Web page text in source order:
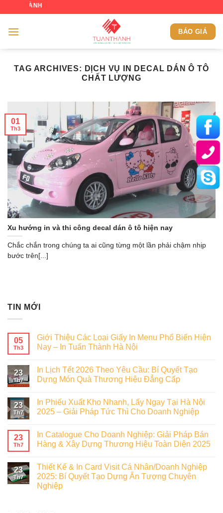
content
BÁO GIÁ
TAG ARCHIVES: DỊCH VỤ IN DECAL DÁN Ô TÔ
CHẤT LƯỢNG
Xu hướng in và thi công decal dán ô tô hiện nay
Chắc chắn trong chúng ta ai cũng từng một lần phải chậm nhịp
bước trên[...]
01
Th3
TIN MỚI
05
Th3
Giới Thiệu Các Loại Giấy In Menu Phổ Biến Hiện
Nay – In Tuấn Thành Hà Nội
23
Th7
In Lịch Tết 2026 Theo Yêu Cầu: Bí Quyết Tạo
Dựng Món Quà Thương Hiệu Đẳng Cấp
23
Th7
In Phiếu Xuất Kho Nhanh, Lấy Ngay Tại Hà Nội
2025 – Giải Pháp Tức Thì Cho Doanh Nghiệp
23
Th7
In Catalogue Cho Doanh Nghiệp: Giải Pháp Bán
Hàng & Xây Dựng Thương Hiệu Toàn Diện 2025
23
Th7
Thiết Kế & In Card Visit Cá Nhân/Doanh Nghiệp
2025: Bí Quyết Tạo Dựng Ấn Tượng Chuyên
Nghiệp